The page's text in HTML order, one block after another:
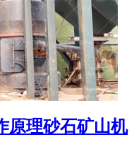
原理砂石矿山机